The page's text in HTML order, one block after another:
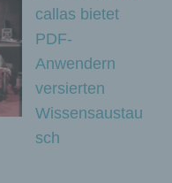
callas bietet
PDF-
Anwendern
versierten
Wissensaustau
sch